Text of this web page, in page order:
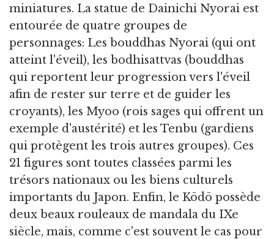
miniatures. La statue de Dainichi Nyorai est
entourée de quatre groupes de
personnages: Les bouddhas Nyorai (qui ont
atteint l'éveil), les bodhisattvas (bouddhas
qui reportent leur progression vers l'éveil
afin de rester sur terre et de guider les
croyants), les Myoo (rois sages qui offrent un
exemple d'austérité) et les Tenbu (gardiens
qui protègent les trois autres groupes). Ces
21 figures sont toutes classées parmi les
trésors nationaux ou les biens culturels
importants du Japon. Enfin, le Kōdō possède
deux beaux rouleaux de mandala du IXe
siècle, mais, comme c'est souvent le cas pour